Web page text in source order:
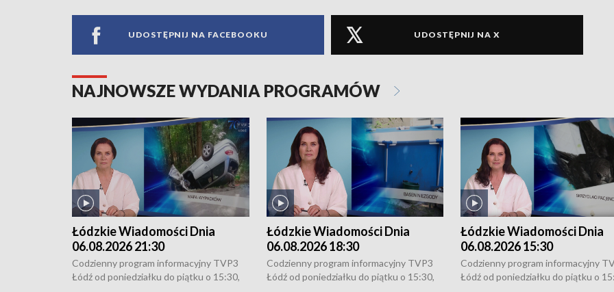
UDOSTĘPNIJ NA FACEBOOKU UDOSTĘPNIJ NA X
NAJNOWSZE WYDANIA PROGRAMÓW
Łódzkie Wiadomości Dnia
06.08.2026 21:30
Codzienny program informacyjny TVP3
Łódź od poniedziałku do piątku o 15:30,
Łódzkie Wiadomości Dnia
06.08.2026 18:30
Codzienny program informacyjny TVP3
Łódź od poniedziałku do piątku o 15:30,
Łódzkie Wiadomości Dnia
06.08.2026 15:30
Codzienny program informacyjny
Łódź od poniedziałku do piątku o